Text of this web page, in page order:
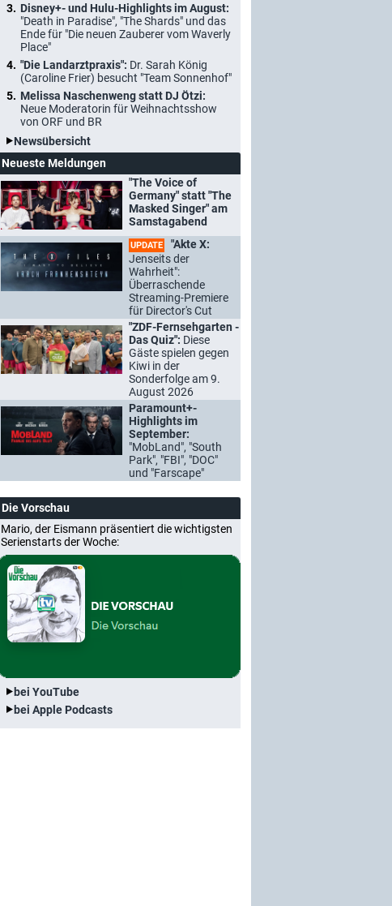
Disney+- und Hulu-Highlights im August:
"Death in Paradise", "The Shards" und das
Ende für "Die neuen Zauberer vom Waverly
Place"
"Die Landarztpraxis": Dr. Sarah König
(Caroline Frier) besucht "Team Sonnenhof"
Melissa Naschenweng statt DJ Ötzi:
Neue Moderatorin für Weihnachtsshow
von ORF und BR
Newsübersicht
Neueste Meldungen
"The Voice of
Germany" statt "The
Masked Singer" am
Samstagabend
UPDATE
"Akte X:
Jenseits der
Wahrheit":
Überraschende
Streaming-Premiere
für Director's Cut
"ZDF-Fernsehgarten -
Das Quiz": Diese
Gäste spielen gegen
Kiwi in der
Sonderfolge am 9.
August 2026
Paramount+-
Highlights im
September:
"MobLand", "South
Park", "FBI", "DOC"
und "Farscape"
Die Vorschau
Mario, der Eismann präsentiert die wichtigsten
Serienstarts der Woche:
bei YouTube
bei Apple Podcasts